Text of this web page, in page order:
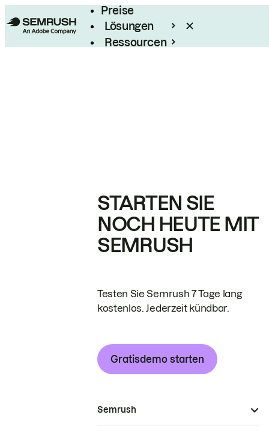
Preise
Lösungen
Ressourcen
STARTEN SIE
NOCH HEUTE MIT
SEMRUSH
Testen Sie Semrush 7 Tage lang
kostenlos. Jederzeit kündbar.
Gratisdemo starten
Semrush